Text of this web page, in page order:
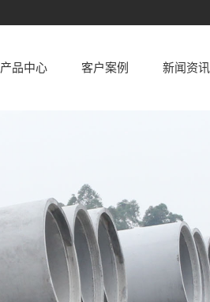
产品中心
井座
水泥制品
客户案例 新闻资讯